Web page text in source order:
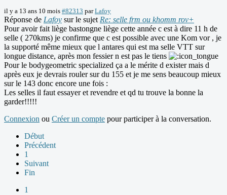
il y a 13 ans 10 mois #82313 parLafoy
Réponse de Lafoy sur le sujet Re: selle frm ou khomm rov+
Pour avoir fait liège bastongne liège cette année c est à dire 11 h de
selle ( 270kms) je confirme que c est possible avec une Kom vor , je
la supporté même mieux que l antares qui est ma selle VTT sur
longue distance, après mon fessier n est pas le tiens
Pour le bodygeometric specialized ça a le mérite d exister mais d
après eux je devrais rouler sur du 155 et je me sens beaucoup mieux
sur le 143 donc encore une fois :
Les selles il faut essayer et revendre et qd tu trouve la bonne la
garder!!!!!
Connexion ou Créer un compte pour participer à la conversation.
Début
Précédent
1
Suivant
Fin
1